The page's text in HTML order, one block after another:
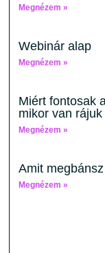
Megnézem »
Webinár alap
Megnézem »
Miért fontosak
mikor van
Megnézem »
Amit
Megnézem »